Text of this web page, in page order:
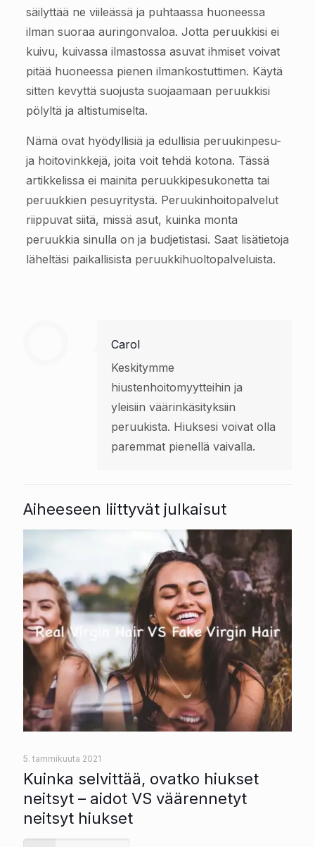
säilyttää ne viileässä ja puhtaassa huoneessa
ilman suoraa auringonvaloa. Jotta peruukkisi ei
kuivu, kuivassa ilmastossa asuvat ihmiset voivat
pitää huoneessa pienen ilmankostuttimen. Käytä
sitten kevyttä suojusta suojaamaan peruukkisi
pölyltä ja altistumiselta.
Nämä ovat hyödyllisiä ja edullisia peruukinpesu-
ja hoitovinkkejä, joita voit tehdä kotona. Tässä
artikkelissa ei mainita peruukkipesukonetta tai
peruukkien pesuyritystä. Peruukinhoitopalvelut
riippuvat siitä, missä asut, kuinka monta
peruukkia sinulla on ja budjetistasi. Saat lisätietoja
läheltäsi paikallisista peruukkihuoltopalveluista.
Carol
Keskitymme
hiustenhoitomyytteihin ja
yleisiin väärinkäsityksiin
peruukista. Hiuksesi voivat olla
paremmat pienellä vaivalla.
Aiheeseen liittyvät julkaisut
5. tammikuuta 2021
Kuinka selvittää, ovatko hiukset
neitsyt – aidot VS väärennetyt
neitsyt hiukset